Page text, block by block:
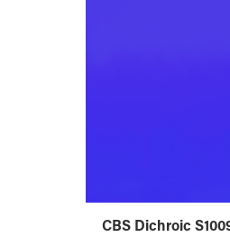
CBS Dichroic